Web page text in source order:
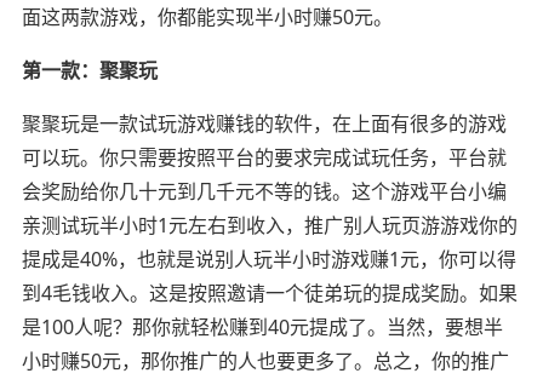
面这两款游戏，你都能实现半小时赚50元。
第一款：聚聚玩
聚聚玩是一款试玩游戏赚钱的软件，在上面有很多的游戏
可以玩。你只需要按照平台的要求完成试玩任务，平台就
会奖励给你几十元到几千元不等的钱。这个游戏平台小编
亲测试玩半小时1元左右到收入，推广别人玩页游游戏你的
提成是40%，也就是说别人玩半小时游戏赚1元，你可以得
到4毛钱收入。这是按照邀请一个徒弟玩的提成奖励。如果
是100人呢？那你就轻松赚到40元提成了。当然，要想半
小时赚50元，那你推广的人也要更多了。总之，你的推广